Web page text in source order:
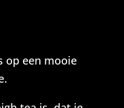
op een mooie